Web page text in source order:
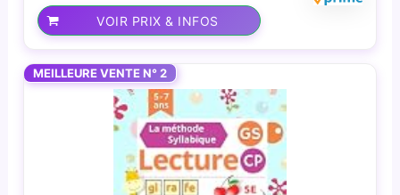
VOIR PRIX & INFOS
MEILLEURE VENTE N° 2